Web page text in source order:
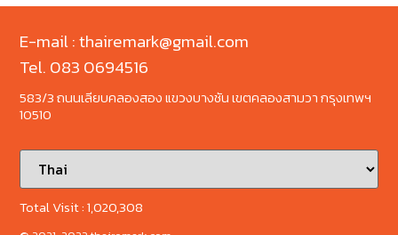
E-mail : thairemark@gmail.com
Tel. 083 0694516
583/3 ถนนเลียบคลองสอง แขวงบางชัน เขตคลองสามวา กรุงเทพฯ
10510
Total Visit :1,020,308